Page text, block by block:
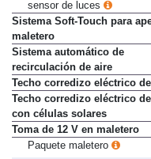
sensor de luces
Sistema Soft-Touch para
maletero
Sistema automático de
recirculación de aire
Techo corredizo eléctrico
Techo corredizo eléctrico
con células solares
Toma de 12 V en maletero
Paquete maletero